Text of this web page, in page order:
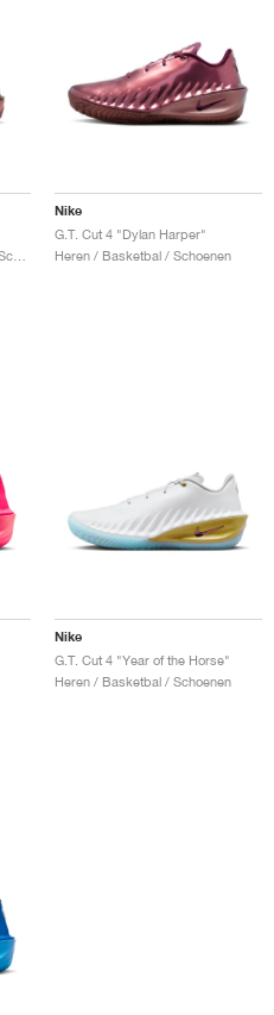
Heren & Dames / Basketbal / Schoenen
Nike
G.T. Cut 4 "Dylan Harper"
Heren / Basketbal / Schoenen
Nike
G.T. Cut 4 "Year of the Horse"
Heren / Basketbal / Schoenen